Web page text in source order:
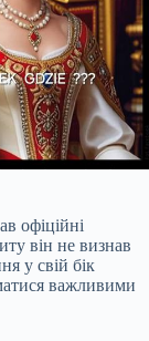
офіційні
він не визнав
у свій бік
важливими